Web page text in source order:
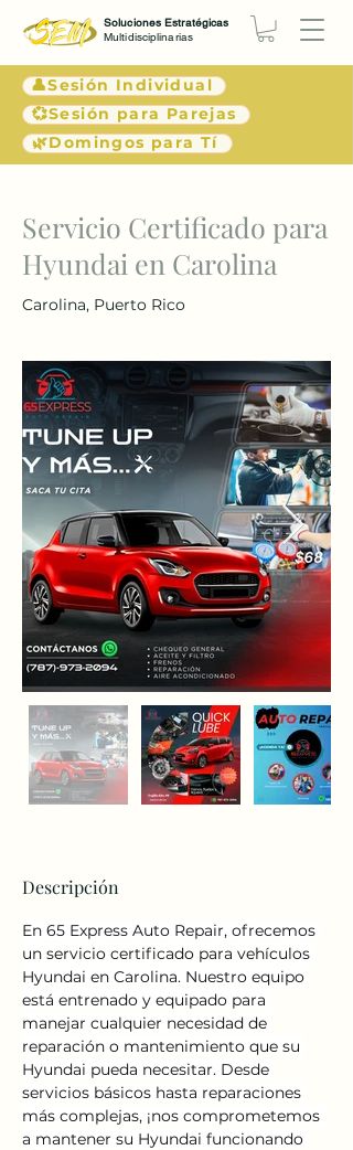
👤Sesión Individual
💞Sesión para Parejas
🌿Domingos para Tí
Soluciones Estratégicas
Multidisciplinarias
< Atrás
Servicio Certificado para
Hyundai en Carolina
Carolina, Puerto Rico
Descripción
En 65 Express Auto Repair, ofrecemos
un servicio certificado para vehículos
Hyundai en Carolina. Nuestro equipo
está entrenado y equipado para
manejar cualquier necesidad de
reparación o mantenimiento que su
Hyundai pueda necesitar. Desde
servicios básicos hasta reparaciones
más complejas, ¡nos comprometemos
a mantener su Hyundai funcionando